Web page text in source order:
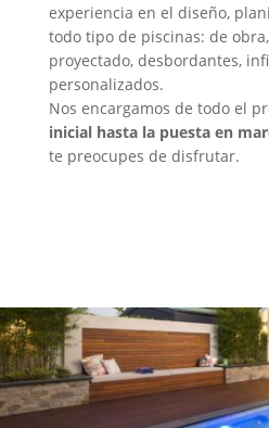
experiencia en el diseño,
todo tipo de piscinas: de
proyectado, desbordantes,
personalizados.
Nos encargamos de todo el
inicial hasta la puesta en
te preocupes de disfrutar.